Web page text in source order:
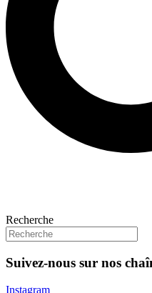
Recherche
Suivez-nous sur nos
Instagram